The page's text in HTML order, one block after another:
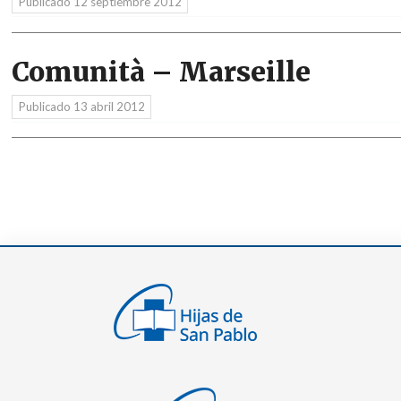
Comunità – Marseille
Publicado 13 abril 2012